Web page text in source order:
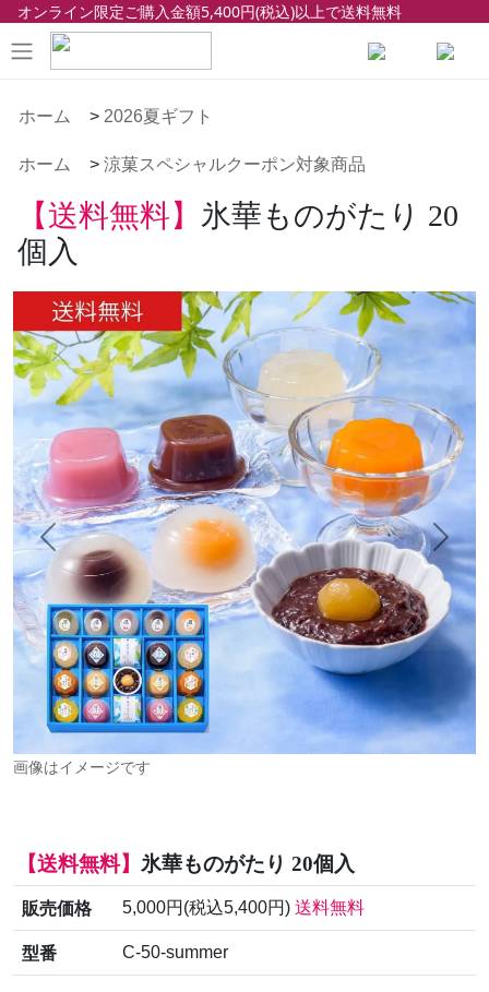
オンライン限定ご購入金額5,400円(税込)以上で送料無料
ホーム > 2026夏ギフト
ホーム > 涼菓スペシャルクーポン対象商品
【送料無料】 氷華ものがたり 20
個入
Previous Next
画像はイメージです
【送料無料】 氷華ものがたり 20個入
販売価格 5,000円(税込5,400円) 送料無料
型番 C-50-summer